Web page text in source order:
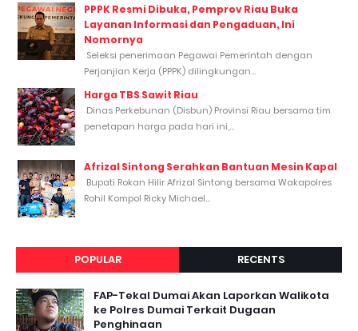
PPPK Resmi Dibuka, Pemprov Riau Buka
Layanan Informasi dan Pengaduan, Ini
Nomornya
Seleksi penerimaan Pegawai Pemerintah dengan
Perjanjian Kerja (PPPK) dilingkungan...
Harga TBS Sawit Riau
Dinas Perkebunan (Disbun) Provinsi Riau bersama tim
penetapan harga pada hari ini,...
Afrizal Sintong Serahkan Bantuan Mesin Kapal
Bupati Rokan Hilir Afrizal Sintong bersama Wakapolres
Rohil Kompol Ricky Michael...
POPULAR RECENTS
FAP-Tekal Dumai Akan Laporkan Walikota
ke Polres Dumai Terkait Dugaan
Penghinaan